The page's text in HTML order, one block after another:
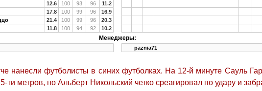
12.6 100 93 96
11.2
17.8 100 99 96
16.9
21.4 100 99 96
20.3
11.8 100 94 92 10.2
Менеджеры:
paznia71
нанесли футболисты в синих футболках. На 12-й минуте Сауль
ти метров, но Альберт Никольский четко среагировал по удару и